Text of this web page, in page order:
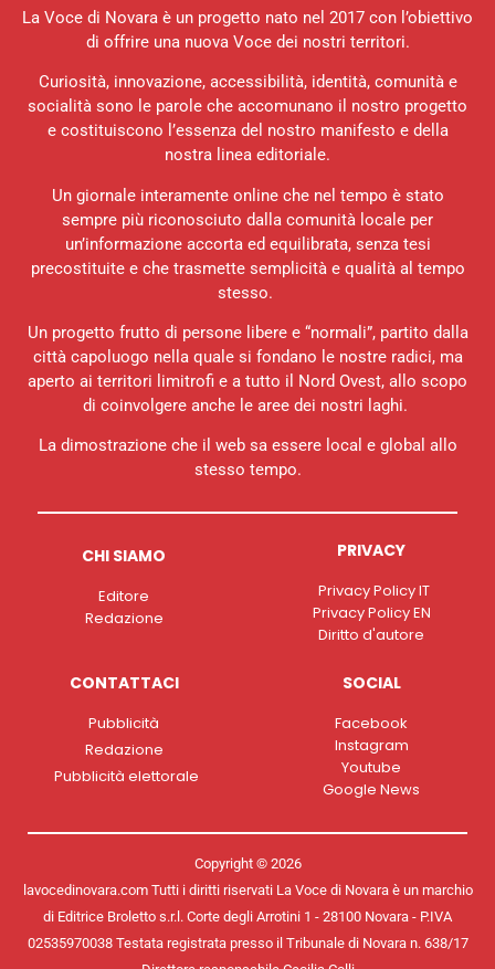
La Voce di Novara è un progetto nato nel 2017 con l’obiettivo
di offrire una nuova Voce dei nostri territori.
Curiosità, innovazione, accessibilità, identità, comunità e
socialità sono le parole che accomunano il nostro progetto
e costituiscono l’essenza del nostro manifesto e della
nostra linea editoriale.
Un giornale interamente online che nel tempo è stato
sempre più riconosciuto dalla comunità locale per
un’informazione accorta ed equilibrata, senza tesi
precostituite e che trasmette semplicità e qualità al tempo
stesso.
Un progetto frutto di persone libere e “normali”, partito dalla
città capoluogo nella quale si fondano le nostre radici, ma
aperto ai territori limitrofi e a tutto il Nord Ovest, allo scopo
di coinvolgere anche le aree dei nostri laghi.
La dimostrazione che il web sa essere local e global allo
stesso tempo.
CHI SIAMO
Editore
Redazione
PRIVACY
Privacy Policy IT
Privacy Policy EN
Diritto d'autore
CONTATTACI
Pubblicità
Redazione
Pubblicità elettorale
SOCIAL
Facebook
Instagram
Youtube
Google News
Copyright © 2026
lavocedinovara.com Tutti i diritti riservati La Voce di Novara è un marchio
di Editrice Broletto s.r.l. Corte degli Arrotini 1 - 28100 Novara - P.IVA
02535970038 Testata registrata presso il Tribunale di Novara n. 638/17